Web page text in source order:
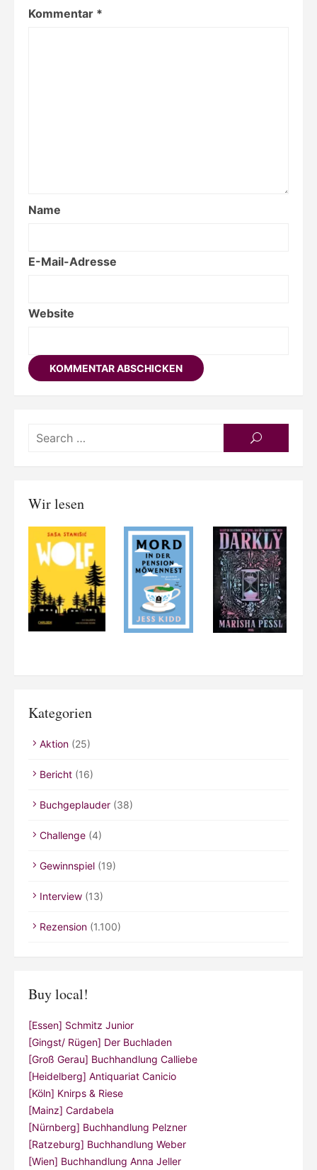
Kommentar *
Name
E-Mail-Adresse
Website
SEARCH
Wir lesen
Kategorien
Aktion (25)
Bericht (16)
Buchgeplauder (38)
Challenge (4)
Gewinnspiel (19)
Interview (13)
Rezension (1.100)
Buy local!
[Essen] Schmitz Junior
[Gingst/ Rügen] Der Buchladen
[Groß Gerau] Buchhandlung Calliebe
[Heidelberg] Antiquariat Canicio
[Köln] Knirps & Riese
[Mainz] Cardabela
[Nürnberg] Buchhandlung Pelzner
[Ratzeburg] Buchhandlung Weber
[Wien] Buchhandlung Anna Jeller